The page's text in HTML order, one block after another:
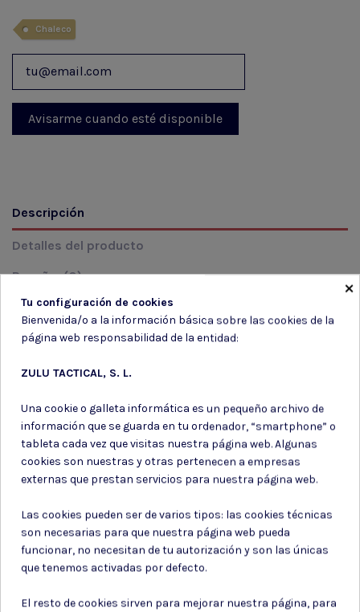
Chaleco
Descripción
Detalles del producto
Reseñas(0)
CHALECO RESISTENTE A LA MALEZA
Suscríbete a nuestro boletín
Puede darse de baja en cualquier momento. Para ello, consulte nuestra
información de contacto en el aviso legal.
Consiento el uso de mis datos para los fines indicados en la
Política de privacidad
de su entidad.
×
Tu configuración de cookies
Bienvenida/o a la información básica sobre las cookies de la
página web responsabilidad de la entidad:
ZULU TACTICAL, S. L.
Una cookie o galleta informática es un pequeño archivo de
información que se guarda en tu ordenador, “smartphone” o
tableta cada vez que visitas nuestra página web. Algunas
cookies son nuestras y otras pertenecen a empresas
externas que prestan servicios para nuestra página web.
Las cookies pueden ser de varios tipos: las cookies técnicas
son necesarias para que nuestra página web pueda
funcionar, no necesitan de tu autorización y son las únicas
que tenemos activadas por defecto.
El resto de cookies sirven para mejorar nuestra página, para